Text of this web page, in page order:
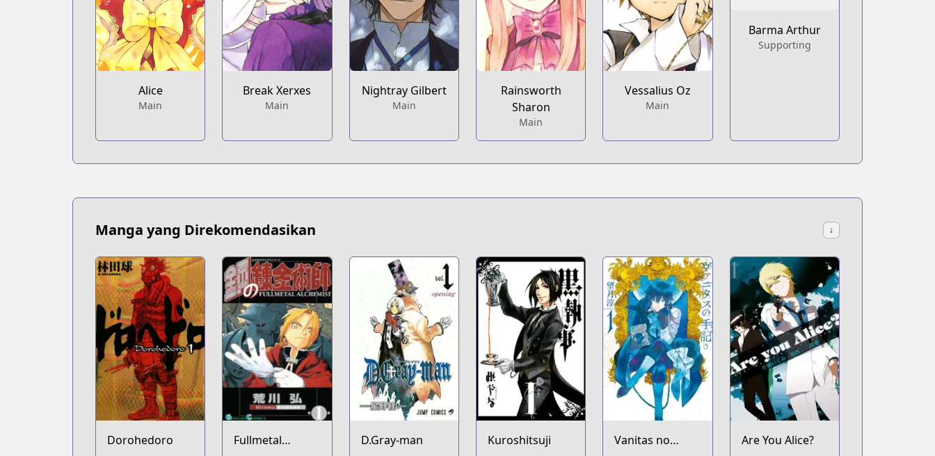
Alice
Main
Break Xerxes
Main
Nightray Gilbert
Main
Rainsworth
Sharon
Main
Vessalius Oz
Main
Barma Arthur
Supporting
Manga yang Direkomendasikan ↓
Dorohedoro
Fullmetal
D.Gray-man Kuroshitsuji
Vanitas no
Are You Alice?